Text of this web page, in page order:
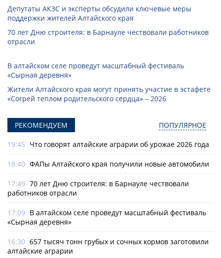
Депутаты АКЗС и эксперты обсудили ключевые меры
поддержки жителей Алтайского края
70 лет Дню строителя: в Барнауле чествовали работников
отрасли
В алтайском селе проведут масштабный фестиваль
«Сырная деревня»
Жители Алтайского края могут принять участие в эстафете
«Согрей теплом родительского сердца» – 2026
РЕКОМЕНДУЕМ ПОПУЛЯРНОЕ
19:45 Что говорят алтайские аграрии об урожае 2026 года
18:40 ФАПы Алтайского края получили новые автомобили
17:49 70 лет Дню строителя: в Барнауле чествовали
работников отрасли
17:09 В алтайском селе проведут масштабный фестиваль
«Сырная деревня»
16:30 657 тысяч тонн грубых и сочных кормов заготовили
алтайские аграрии